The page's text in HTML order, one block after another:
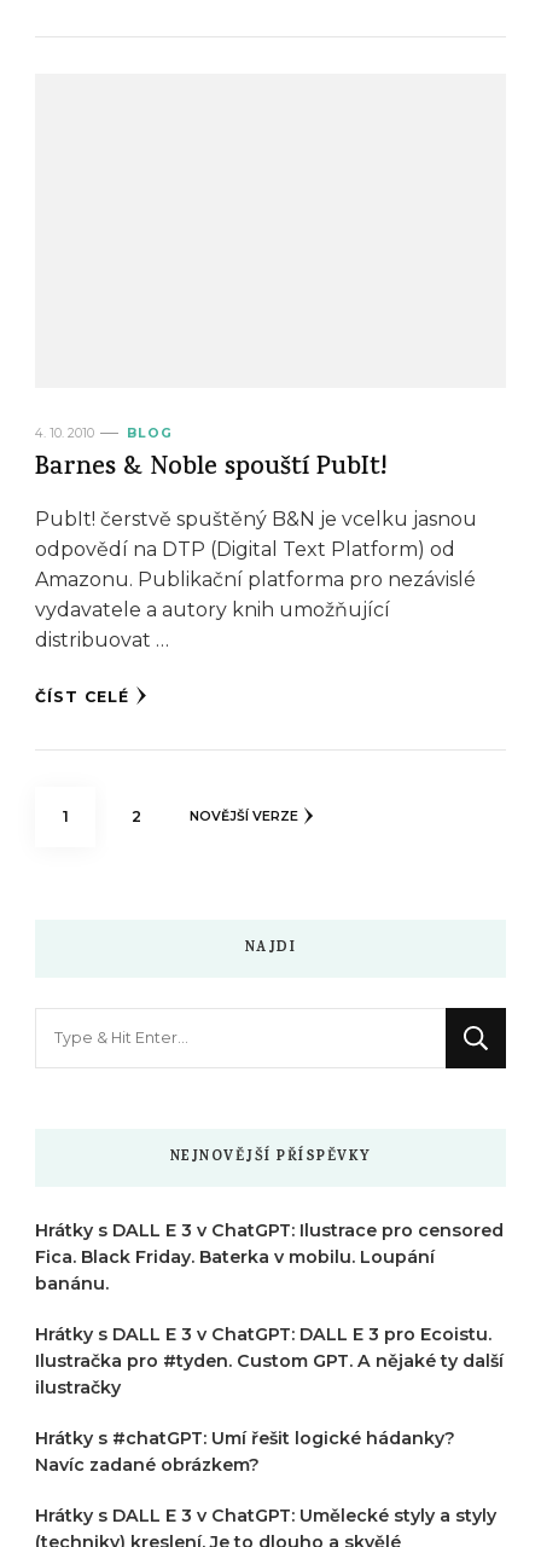
4. 10. 2010 BLOG
Barnes & Noble spouští PubIt!
PubIt! čerstvě spuštěný B&N je vcelku jasnou
odpovědí na DTP (Digital Text Platform) od
Amazonu. Publikační platforma pro nezávislé
vydavatele a autory knih umožňující
distribuovat …
ČÍST CELÉ
Stránkování
STRÁNKA
1 STRÁNKA
2 NOVĚJŠÍ VERZE
NAJDI
NEJNOVĚJŠÍ PŘÍSPĚVKY
Hrátky s DALL E 3 v ChatGPT: Ilustrace pro censored
Fica. Black Friday. Baterka v mobilu. Loupání
banánu.
Hrátky s DALL E 3 v ChatGPT: DALL E 3 pro Ecoistu.
Ilustračka pro #tyden. Custom GPT. A nějaké ty další
ilustračky
Hrátky s #chatGPT: Umí řešit logické hádanky?
Navíc zadané obrázkem?
Hrátky s DALL E 3 v ChatGPT: Umělecké styly a styly
(techniky) kreslení. Je to dlouho a skvělé